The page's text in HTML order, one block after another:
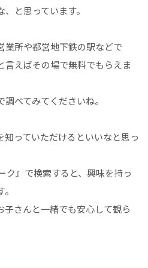
と思っています。
業所や都営地下鉄の駅などで
言えばその場で無料でもらえま
べてみてくださいね。
っていただけるといいなと思っ
ク』で検索すると、興味を持っ
さんと一緒でも安心して観ら